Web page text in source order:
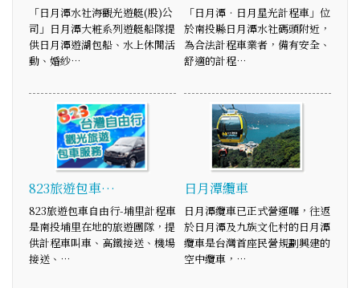
「日月潭水社海觀光遊艇(股)公
司」日月潭大粧系列遊艇船隊提
供日月潭遊湖包船、水上休閒活
動、婚紗…
「日月潭‧日月星光計程車」位
於南投縣日月潭水社碼頭附近，
為合法計程車業者，備有安全、
舒適的計程…
823旅遊包車…
823旅遊包車自由行-埔里計程車
是南投埔里在地的旅遊團隊，提
供計程車叫車、高鐵接送、機場
接送、…
日月潭纜車
日月潭纜車已正式營運囉，往返
於日月潭及九族文化村的日月潭
纜車是台灣首座民營規劃興建的
空中纜車，…